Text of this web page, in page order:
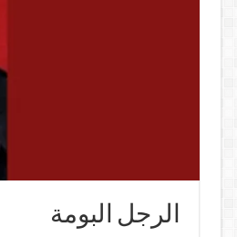
الرجل البومة